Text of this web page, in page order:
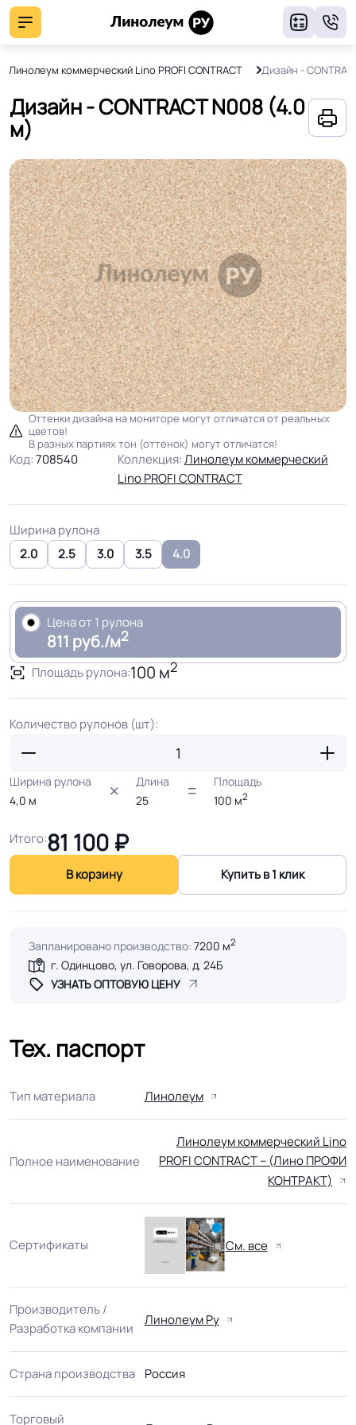
Линолеум коммерческий Lino PROFI CONTRACT Дизайн -
Дизайн - CONTRACT N008 (4.0
м)
Оттенки дизайна на мониторе могут отличатся от реальных
цветов!
В разных партиях тон (оттенок) могут отличатся!
Код:708540 Коллекция:Линолеум коммерческий
Lino PROFI CONTRACT
Ширина рулона
2.0
2.5 3.0 3.5 4.0
Цена от 1 рулона
811 руб./м2
Площадь рулона:100 м2
Количество рулонов (шт):
Ширина рулона
4,0 м
Длина
25
Площадь
100 м2
Итого:81 100 ₽
В корзину Купить в 1 клик
Запланировано производство: 7200 м2
г. Одинцово, ул. Говорова, д. 24Б
УЗНАТЬ ОПТОВУЮ ЦЕНУ
Тех. паспорт
Тип материала Линолеум
Полное наименование
Линолеум коммерческий Lino
PROFI CONTRACT – (Лино ПРОФИ
КОНТРАКТ)
Сертификаты См. все
Производитель /
Разработка компании
Линолеум Ру
Страна производства Россия
Торговый